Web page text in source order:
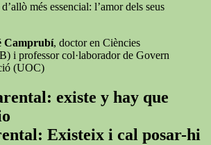
més essencial: l’amor dels seus
Camprubí, doctor en Ciències
i professor col·laborador de Govern
(UOC)
existe y hay que
Existeix i cal posar-hi